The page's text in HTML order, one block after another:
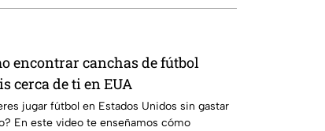
encontrar canchas de fútbol
cerca de ti en EUA
jugar fútbol en Estados Unidos sin gastar
En este video te enseñamos cómo